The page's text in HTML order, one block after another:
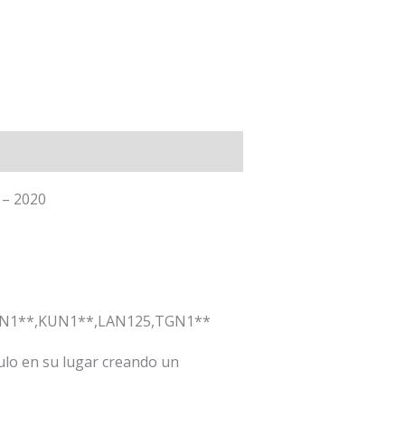
2020
en su lugar creando un